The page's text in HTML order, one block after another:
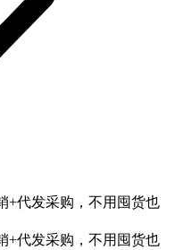
+代发采购，不用囤货也
+代发采购，不用囤货也